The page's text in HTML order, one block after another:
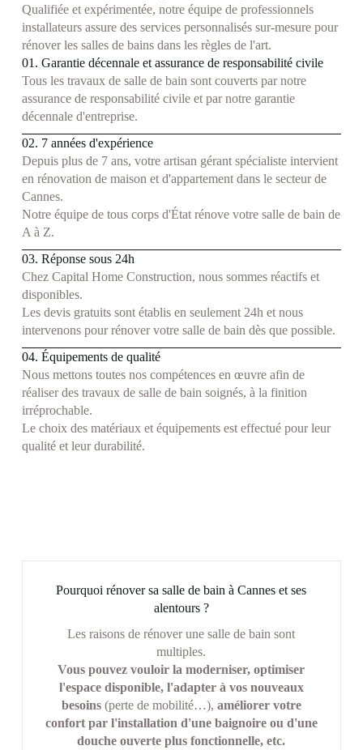
Qualifiée et expérimentée, notre équipe de professionnels
installateurs assure des services personnalisés sur-mesure pour
rénover les salles de bains dans les règles de l'art.
01. Garantie décennale et assurance de responsabilité civile
Tous les travaux de salle de bain sont couverts par notre
assurance de responsabilité civile et par notre garantie
décennale d'entreprise.
02. 7 années d'expérience
Depuis plus de 7 ans, votre artisan gérant spécialiste intervient
en rénovation de maison et d'appartement dans le secteur de
Cannes.
Notre équipe de tous corps d'État rénove votre salle de bain de
A à Z.
03. Réponse sous 24h
Chez Capital Home Construction, nous sommes réactifs et
disponibles.
Les devis gratuits sont établis en seulement 24h et nous
intervenons pour rénover votre salle de bain dès que possible.
04. Équipements de qualité
Nous mettons toutes nos compétences en œuvre afin de
réaliser des travaux de salle de bain soignés, à la finition
irréprochable.
Le choix des matériaux et équipements est effectué pour leur
qualité et leur durabilité.
Pourquoi rénover sa salle de bain à Cannes et ses
alentours ?
Les raisons de rénover une salle de bain sont
multiples.
Vous pouvez vouloir la moderniser, optimiser
l'espace disponible, l'adapter à vos nouveaux
besoins (perte de mobilité…), améliorer votre
confort par l'installation d'une baignoire ou d'une
douche ouverte plus fonctionnelle, etc.